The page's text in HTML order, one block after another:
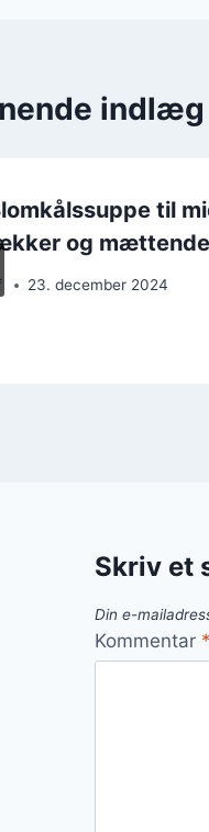
indlæg
til
og mættende
23. december 2024
Skriv et
Din e-
Kommentar *